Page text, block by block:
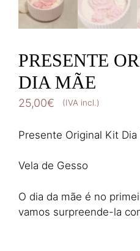
PRESENTE
DIA MÃE
25,00€ (IVA incl.)
Presente Original Kit Dia
Vela de Gesso
O dia da mãe é no
vamos surpreende-la